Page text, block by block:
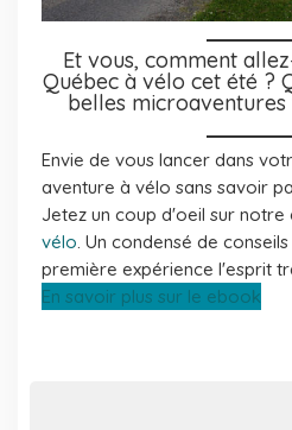
Et vous, comment
Québec à vélo cet été ?
belles
Envie de vous lancer dans
aventure à vélo sans savoir
Jetez un coup d'oeil sur
vélo. Un condensé de
première expérience l'esprit
En savoir plus sur le ebook